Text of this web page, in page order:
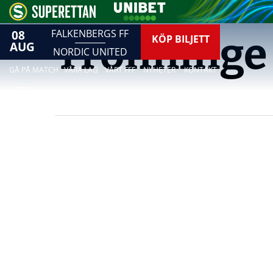
08
AUG
FALKENBERGS FF
NORDIC UNITED
KÖP BILJETT
GÅ PÅ MATCH VÅRA LAG VÅRT FFF NYHETER KONTAKT
Trönninge